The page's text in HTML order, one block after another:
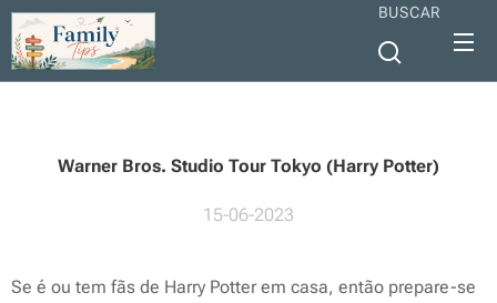
BUSCAR
Warner Bros. Studio Tour Tokyo (Harry Potter)
15-06-2023
Se é ou tem fãs de Harry Potter em casa, então prepare-se